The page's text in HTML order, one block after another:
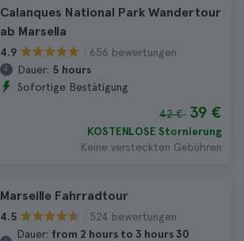
Calanques National Park Wandertour
ab Marsella
4.9
656 bewertungen
Dauer: 5 hours
Sofortige Bestätigung
42 € 39 €
KOSTENLOSE Stornierung
Keine versteckten Gebühren
Marseille Fahrradtour
4.5
524 bewertungen
Dauer: from 2 hours to 3 hours 30